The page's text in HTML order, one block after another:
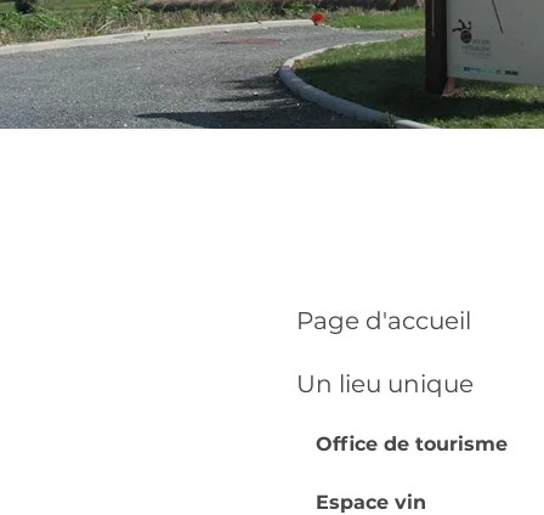
Page d'accueil
Un lieu unique
Office de tourisme
Espace vin